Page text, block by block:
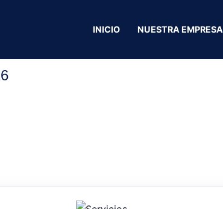
INICIO NUESTRA EMPRESA
La gran Magola